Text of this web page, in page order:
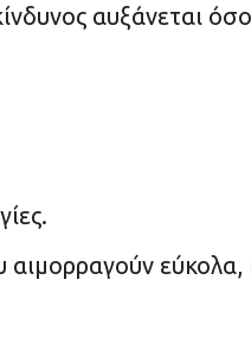
αυξάνεται
αιμορραγούν